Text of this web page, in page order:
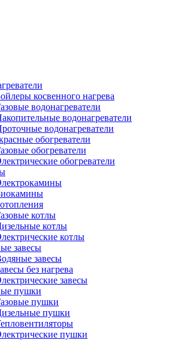
косвенного нагрева
водонагреватели
водонагреватели
водонагреватели
обогреватели
обогреватели
обогреватели
котлы
котлы
котлы
завесы
завесы
без нагрева
завесы
пушки
пушки
пушки
пушки